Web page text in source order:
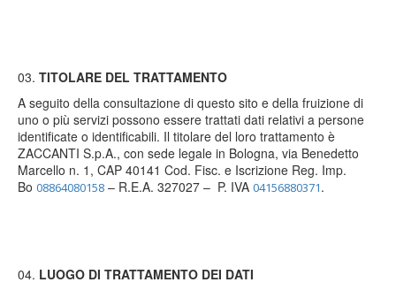
TITOLARE DEL TRATTAMENTO
A seguito della consultazione di questo sito e della fruizione di
uno o più servizi possono essere trattati dati relativi a persone
identificate o identificabili. Il titolare del loro trattamento è
ZACCANTI S.p.A., con sede legale in Bologna, via Benedetto
Marcello n. 1, CAP 40141 Cod. Fisc. e Iscrizione Reg. Imp.
Bo 08864080158 – R.E.A. 327027 – P. IVA 04156880371.
LUOGO DI TRATTAMENTO DEI DATI